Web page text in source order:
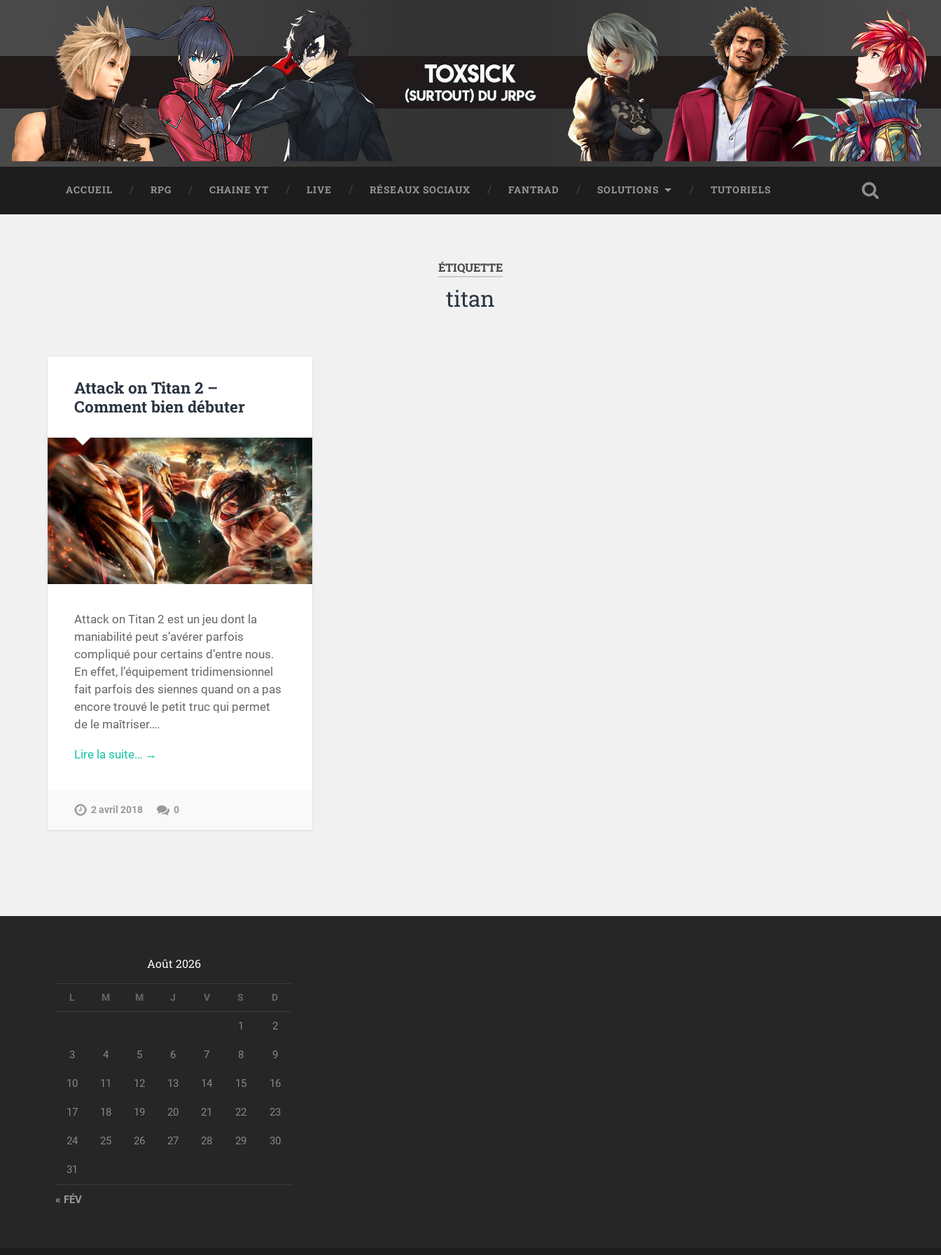
ACCUEIL RPG CHAINE YT LIVE RÉSEAUX SOCIAUX FANTRAD SOLUTIONS TUTORIELS
ÉTIQUETTE
titan
Attack on Titan 2 –
Comment bien débuter
Attack on Titan 2 est un jeu dont la
maniabilité peut s’avérer parfois
compliqué pour certains d’entre nous.
En effet, l’équipement tridimensionnel
fait parfois des siennes quand on a pas
encore trouvé le petit truc qui permet
de le maîtriser….
Lire la suite… →
2 avril 2018 0
Août 2026
L M M J V S D
1 2
3 4 5 6 7 8 9
10 11 12 13 14 15 16
17 18 19 20 21 22 23
24 25 26 27 28 29 30
31
« FÉV